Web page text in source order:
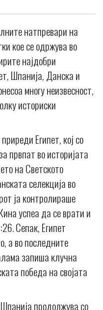
натпревари на
кое се одржува во
најдобри
Шпанија, Данска и
многу неизвесност,
историски
Египет, кој со
првпат во историјата
на Светското
селекција во
ја контролираше
успеа да се врати и
Сепак, Египет
а во последните
запиша клучна
победа на својата
продолжува со